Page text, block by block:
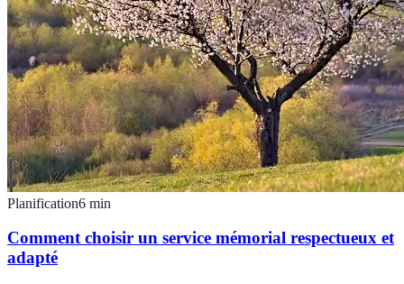
Planification6 min
Comment choisir un service mémorial respectueux et
adapté